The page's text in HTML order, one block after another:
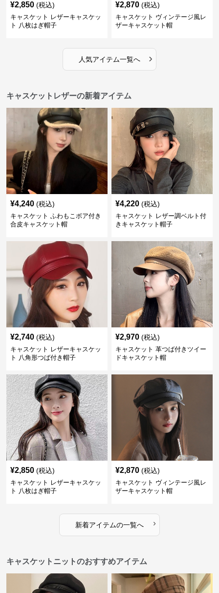
¥2,850 (税込)
キャスケット レザーキャスケッ
ト 八枚はぎ帽子
¥2,870 (税込)
キャスケット ヴィンテージ風レ
ザーキャスケット帽
人気アイテム一覧へ ›
キャスケットレザーの新着アイテム
¥4,240 (税込)
キャスケット ふわもこボア付き
合皮キャスケット帽
¥4,220 (税込)
キャスケット レザー調ベルト付
きキャスケット帽子
¥2,740 (税込)
キャスケット レザーキャスケッ
ト 八角形つば付き帽子
¥2,970 (税込)
キャスケット 革つば付きツイー
ドキャスケット帽
¥2,850 (税込)
キャスケット レザーキャスケッ
ト 八枚はぎ帽子
¥2,870 (税込)
キャスケット ヴィンテージ風レ
ザーキャスケット帽
新着アイテムの一覧へ ›
キャスケットニットのおすすめアイテム